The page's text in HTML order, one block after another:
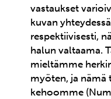
vastaukset
kuvan
respektiivisesti,
halun valtaama.
mieltämme
myöten, ja nämä
kehoomme